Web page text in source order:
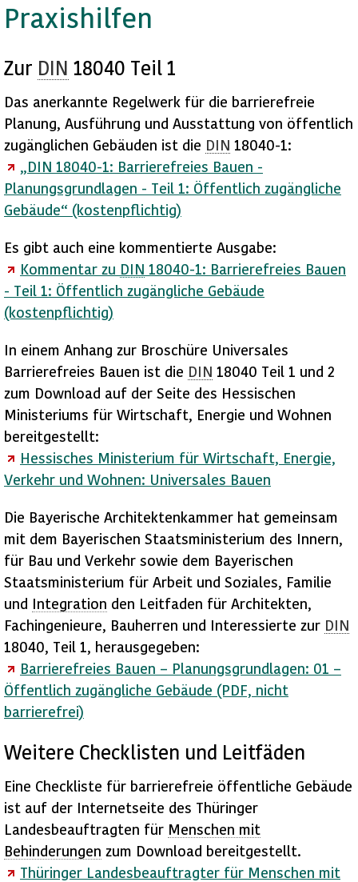
Praxishilfen
Zur DIN 18040 Teil 1
Das anerkannte Regelwerk für die barrierefreie
Planung, Ausführung und Ausstattung von öffentlich
zugänglichen Gebäuden ist die DIN 18040-1:
„DIN 18040-1: Barrierefreies Bauen -
Planungsgrundlagen - Teil 1: Öffentlich zugängliche
Gebäude“ (kostenpflichtig)
Es gibt auch eine kommentierte Ausgabe:
Kommentar zu DIN 18040-1: Barrierefreies Bauen
- Teil 1: Öffentlich zugängliche Gebäude
(kostenpflichtig)
In einem Anhang zur Broschüre Universales
Barrierefreies Bauen ist die DIN 18040 Teil 1 und 2
zum Download auf der Seite des Hessischen
Ministeriums für Wirtschaft, Energie und Wohnen
bereitgestellt:
Hessisches Ministerium für Wirtschaft, Energie,
Verkehr und Wohnen: Universales Bauen
Die Bayerische Architektenkammer hat gemeinsam
mit dem Bayerischen Staatsministerium des Innern,
für Bau und Verkehr sowie dem Bayerischen
Staatsministerium für Arbeit und Soziales, Familie
und Integration den Leitfaden für Architekten,
Fachingenieure, Bauherren und Interessierte zur DIN
18040, Teil 1, herausgegeben:
Barrierefreies Bauen – Planungsgrundlagen: 01 –
Öffentlich zugängliche Gebäude (PDF, nicht
barrierefrei)
Weitere Checklisten und Leitfäden
Eine Checkliste für barrierefreie öffentliche Gebäude
ist auf der Internetseite des Thüringer
Landesbeauftragten für Menschen mit
Behinderungen zum Download bereitgestellt.
Thüringer Landesbeauftragter für Menschen mit